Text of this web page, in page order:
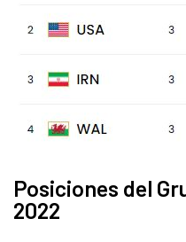
Posiciones del
2022